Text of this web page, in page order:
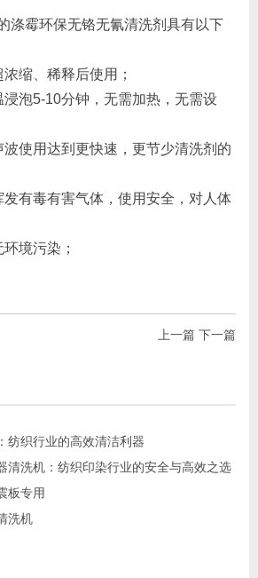
涤霉环保无铬无氰清洗剂具有以下
缩、稀释后使用；
泡5-10分钟，无需加热，无需设
使用达到更快速，更节少清洗剂的
有毒有害气体，使用安全，对人体
境污染；
上一篇 下一篇
纺织行业的高效清洁利器
清洗机：纺织印染行业的安全与高效之选
板专用
洗机